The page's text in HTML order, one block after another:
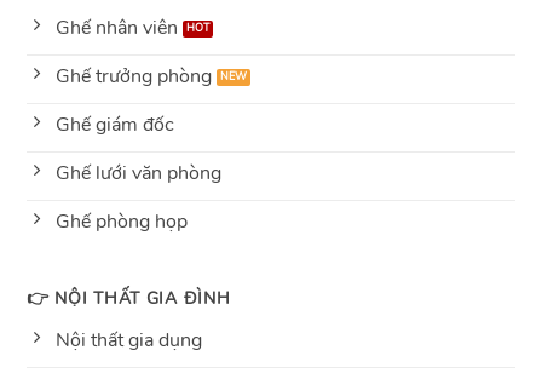
Ghế nhân viên
Ghế trưởng phòng
Ghế giám đốc
Ghế lưới văn phòng
Ghế phòng họp
👉 NỘI THẤT GIA ĐÌNH
Nội thất gia dụng